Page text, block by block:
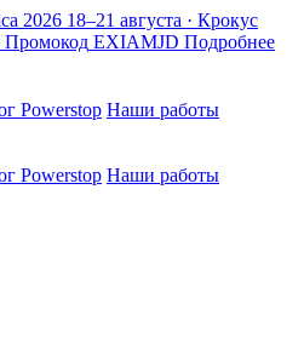
2026 18–21 августа · Крокус
Промокод EXIAMJD Подробнее
Powerstop Наши работы
Powerstop Наши работы